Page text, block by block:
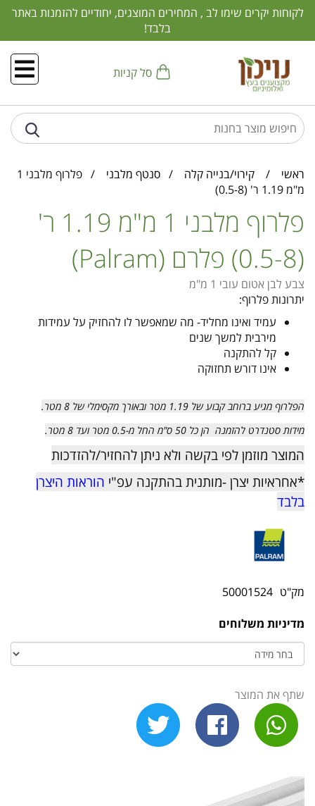
לקוחות יקרים שימו לב , המחירים המוצגים, יחודיים להזמנות באתר
בלבד!
סל קניות
ראשי / קירוי/בנייה קלה / סנטף מלבני
/ פלרוף מלבני 1
מ"מ 1.19 ר' (0.5-8)
פלרוף מלבני 1 מ"מ 1.19 ר'
(0.5-8) פלרם (Palram)
צבע לבן אטום עובי 1 מ"מ
יתרונות פלרוף:
עמיד ואינו מחליד- מה שמאפשר לו להחזיק על עמידות
מירבית למשך שנים
קל להתקנה
אינו דורש תחזוקה
הפלרוף מגיע ברוחב קבוע של 1.19 מטר ובאורך מקסימלי של 8 מטר.
מידות סטנדרט להזמנה הן כל 50 ס"מ החל מ-0.5 מטר ועד 8 מטר.
המוצר מוזמן לפי בקשה ולא ניתן להחזיר/להזדכות
*אחראיות יצרן -מותנית בהתקנה עפ"י הוראות היצרן
בלבד
מק"ט 50001524
מדיניות משלוחים
שתף את המוצר